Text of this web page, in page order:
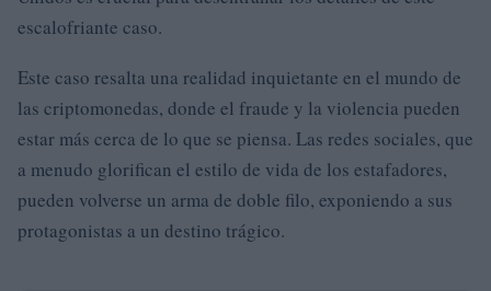
escalofriante caso.
Este caso resalta una realidad inquietante en el mundo de
las criptomonedas, donde el fraude y la violencia pueden
estar más cerca de lo que se piensa. Las redes sociales, que
a menudo glorifican el estilo de vida de los estafadores,
pueden volverse un arma de doble filo, exponiendo a sus
protagonistas a un destino trágico.